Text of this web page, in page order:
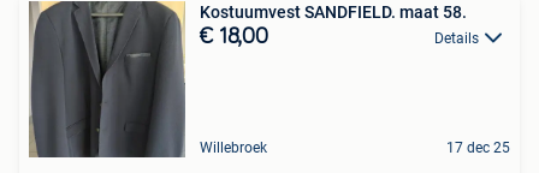
Kostuumvest SANDFIELD. maat 58.
€ 18,00 Details
Willebroek 17 dec 25